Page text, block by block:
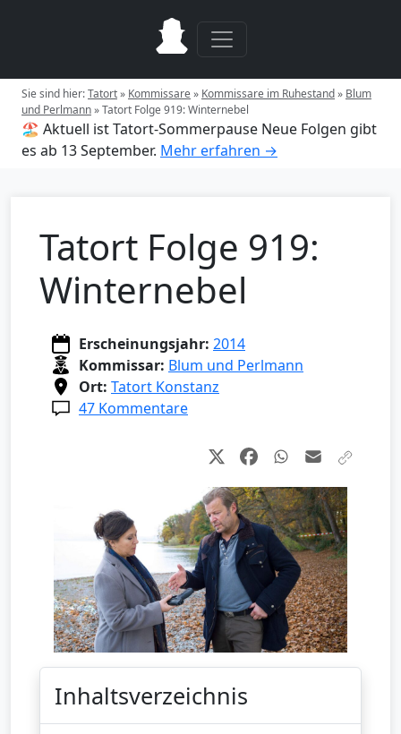
Sie sind hier:Tatort» Kommissare» Kommissare im Ruhestand» Blum
und Perlmann»Tatort Folge 919: Winternebel
🏖️ Aktuell ist Tatort-Sommerpause Neue Folgen gibt
es ab 13 September. Mehr erfahren →
Tatort Folge 919:
Winternebel
Erscheinungsjahr: 2014
Kommissar: Blum und Perlmann
Ort: Tatort Konstanz
47 Kommentare
Inhaltsverzeichnis